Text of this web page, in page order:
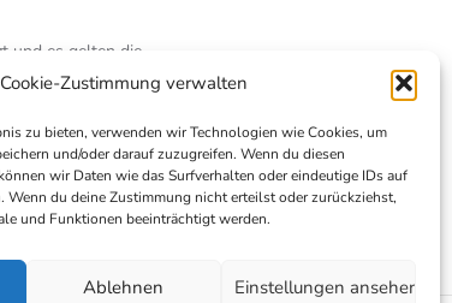
Cookie-Zustimmung verwalten
zu bieten, verwenden wir Technologien wie Cookies, um
und/oder darauf zuzugreifen. Wenn du diesen
wir Daten wie das Surfverhalten oder eindeutige IDs auf
Wenn du deine Zustimmung nicht erteilst oder zurückziehst,
und Funktionen beeinträchtigt werden.
Ablehnen Einstellungen ansehen
und es gelten die
von Google.